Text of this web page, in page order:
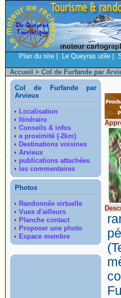
Plan du site Le Queyras utile
Accueil > Col de Furfande par
Col de Furfande par
Arvieux
Localisation
Itinéraire
Conseils & infos
a proximité (-2km)
Destinations voisines
Arvieux
publications attachées
les commentaires
Photos
Randonnée virtuelle
Vues d'ailleurs
Planche contact
Proposer une photo
Espace membre